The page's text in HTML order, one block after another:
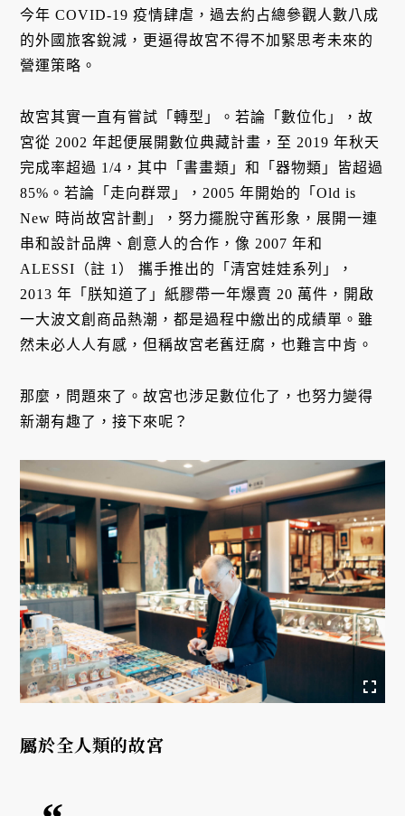
今年 COVID-19 疫情肆虐，過去約占總參觀人數八成
的外國旅客銳減，更逼得故宮不得不加緊思考未來的
營運策略。
故宮其實一直有嘗試「轉型」。若論「數位化」，故
宮從 2002 年起便展開數位典藏計畫，至 2019 年秋天
完成率超過 1/4，其中「書畫類」和「器物類」皆超過
85%。若論「走向群眾」，2005 年開始的「Old is
New 時尚故宮計劃」，努力擺脫守舊形象，展開一連
串和設計品牌、創意人的合作，像 2007 年和
ALESSI（註 1） 攜手推出的「清宮娃娃系列」，
2013 年「朕知道了」紙膠帶一年爆賣 20 萬件，開啟
一大波文創商品熱潮，都是過程中繳出的成績單。雖
然未必人人有感，但稱故宮老舊迂腐，也難言中肯。
那麼，問題來了。故宮也涉足數位化了，也努力變得
新潮有趣了，接下來呢？
屬於全人類的故宮